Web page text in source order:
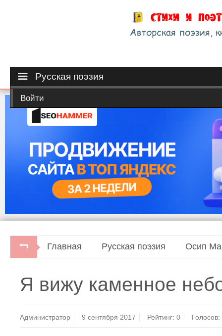
Русская поэзия
Войти
Главная Русская поэзия Осип
Я вижу каменное
Администратор 9 сентября 2017 Рейтинг:0 Голосов: